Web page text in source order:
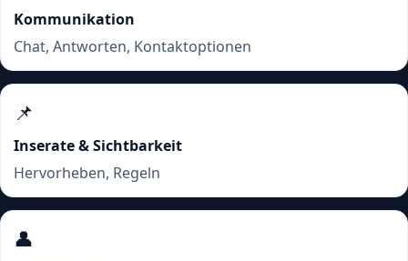
Kommunikation
Chat, Antworten, Kontaktoptionen
📌
Inserate & Sichtbarkeit
Hervorheben, Regeln
👤